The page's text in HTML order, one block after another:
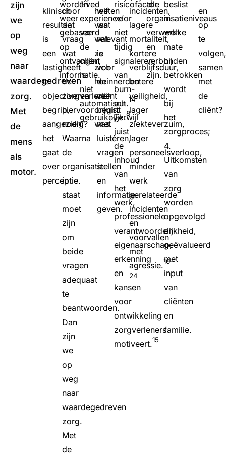
zijn
we
op
weg
naar
waardegedreven
zorg.
Met
de
mens
als
motor.
klinisch
resultaat
is
een
lastig
te
objectiveren
begrip,
aangezien
het
gaat
over
perceptie.
worden
weer
gebaseerd
op
ontvangen
informatie.
door
de
vraag
wat
heeft
de
zorgverlener
hiervoor
nodig?
Waarna
de
organisatie
in
staat
moet
zijn
om
beide
vragen
adequaat
te
beantwoorden.
Dan
zijn
we
op
weg
naar
waardegedreven
zorg.
Met
de
‘lived
experience’
van
de
cliënt
is
niet
automatisch
gebruikelijk.8
helft
van
wat
ze
zich
herinnerden
weer
onjuist
was.10
weten
wat
relevant
is
voor
de
cliënt
begint
met
luisteren,
vragen
stellen
en
informatie
geven.
risicofactor
voor
niet
tijdig
signaleren
van
burn-
out.14
Terwijl
juist
de
inhoud
van
het
werk,
professionele
verantwoordelijkheid,
eigenaarschap,
erkenning
en
kansen
voor
ontwikkeling
zorgverleners
motiveert.15
incidenten,
lagere
mortaliteit,
kortere
verblijfsduur,
betere
veiligheid,
lager
ziekteverzuim,
lager
personeelsverloop,
minder
werk
gerelateerde
incidenten
en
voorvallen
met
agressie.16-
24
alle
organisatieniveaus
verwerkt
en
verbonden
zijn.
beslist
in
welke
mate
hij
betrokken
wordt
bij
het
zorgproces;
4.
Uitkomsten
van
zorg
worden
opgevolgd
en
geëvalueerd
met
input
van
cliënten
en
familie.
en
op
te
samen
met
de
cliënt?